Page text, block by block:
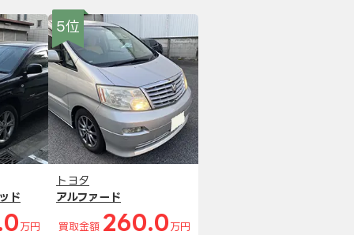
ド
万円
5位
トヨタ
アルファード
買取金額 260.0 万円